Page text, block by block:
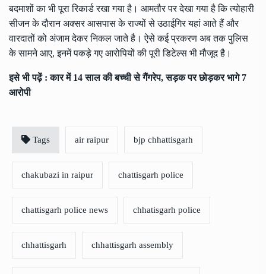
बदमाशों का भी पूरा रिकार्ड रखा गया है। आमतौर पर देखा गया है कि त्योहारी
सीजन के दौरान अक्सर आसपास के राज्यों से उठाईगिर यहां आते हैं और
वारदातों को अंजाम देकर निकल जाते है। ऐसे कई प्रकरण अब तक पुलिस
के सामने आए, इनमें पकड़े गए आरोपियों की पूरी डिटेल्स भी मौजूद है।
इसे भी पढ़ें :कार में 14 साल की बच्ची से गैंगरेप, सड़क पर छोड़कर भागे 7
आरोपी
Tags air raipur bjp chhattisgarh
chakubazi in raipur chattisgarh police
chattisgarh police news chhatisgarh police
chhattisgarh chhattisgarh assembly